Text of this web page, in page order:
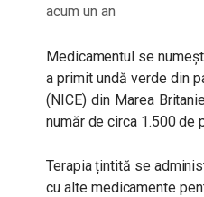
acum un an
Medicamentul se
a primit undă verde din
(NICE) din Marea
număr de circa 1.500 de
Terapia țintită se
cu alte medicamente